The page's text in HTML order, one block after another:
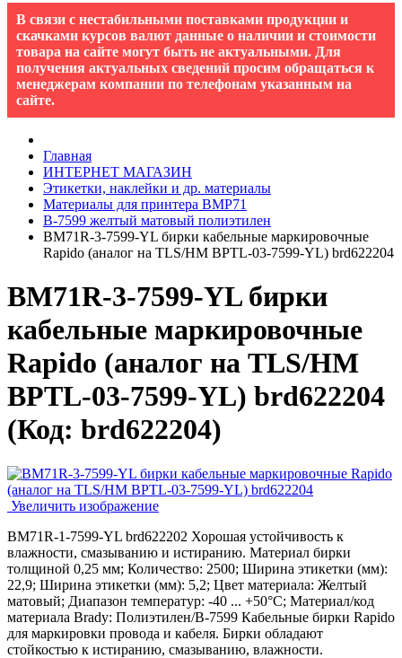
В связи с нестабильными поставками продукции и
скачками курсов валют данные о наличии и стоимости
товара на сайте могут быть не актуальными. Для
получения актуальных сведений просим обращаться к
менеджерам компании по телефонам указанным на
сайте.
Главная
ИНТЕРНЕТ МАГАЗИН
Этикетки, наклейки и др. материалы
Материалы для принтера BMP71
B-7599 желтый матовый полиэтилен
BM71R-3-7599-YL бирки кабельные маркировочные
Rapido (аналог на TLS/HM BPTL-03-7599-YL) brd622204
BM71R-3-7599-YL бирки
кабельные маркировочные
Rapido (аналог на TLS/HM
BPTL-03-7599-YL) brd622204
(Код: brd622204)
Увеличить изображение
BM71R-1-7599-YL brd622202 Хорошая устойчивость к
влажности, смазыванию и истиранию. Материал бирки
толщиной 0,25 мм; Количество: 2500; Ширина этикетки (мм):
22,9; Ширина этикетки (мм): 5,2; Цвет материала: Желтый
матовый; Диапазон температур: -40 ... +50°С; Материал/код
материала Brady: Полиэтилен/В-7599 Кабельные бирки Rapido
для маркировки провода и кабеля. Бирки обладают
стойкостью к истиранию, смазыванию, влажности.